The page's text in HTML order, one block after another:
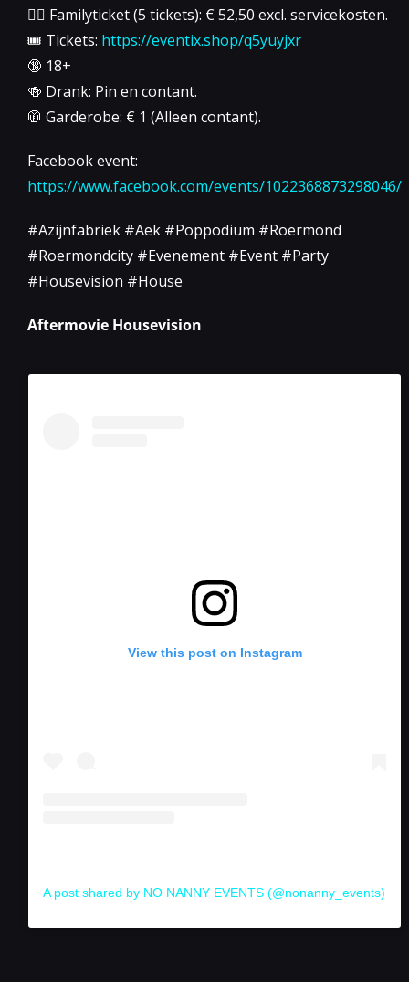
👉🏻 Familyticket (5 tickets): € 52,50 excl. servicekosten.
🎟 Tickets: https://eventix.shop/q5yuyjxr
🔞 18+
🍻 Drank: Pin en contant.
🧥 Garderobe: € 1 (Alleen contant).
Facebook event:
https://www.facebook.com/events/1022368873298046/
#Azijnfabriek #Aek #Poppodium #Roermond
#Roermondcity #Evenement #Event #Party
#Housevision #House
Aftermovie Housevision
View this post on Instagram
A post shared by NO NANNY EVENTS (@nonanny_events)